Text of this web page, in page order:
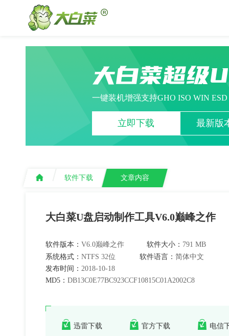
大白菜超级
一键装机增强支持GHO ISO WIN
立即下载 最新版
软件下载 文章内容
大白菜U盘启动制作工具V6.0巅峰之作
软件版本： V6.0巅峰之作 软件大小： 791 MB
系统格式： NTFS 32位 软件语言： 简体中文
发布时间： 2018-10-18
MD5： DB13C0E77BC923CCF10815C01A2002C8
迅雷下载 官方下载 电信